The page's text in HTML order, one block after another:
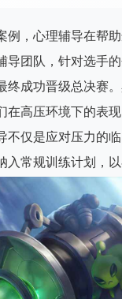
例，心理辅导在帮
导团队，针对选手
终成功晋级总决赛
在高压环境下的表
不仅是应对压力的
常规训练计划，